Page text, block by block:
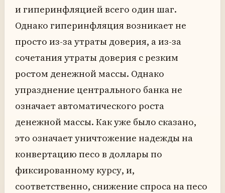
и гиперинфляцией всего один шаг.
Однако гиперинфляция возникает не
просто из-за утраты доверия, а из-за
сочетания утраты доверия с резким
ростом денежной массы. Однако
упразднение центрального банка не
означает автоматического роста
денежной массы. Как уже было сказано,
это означает уничтожение надежды на
конвертацию песо в доллары по
фиксированному курсу, и,
соответственно, снижение спроса на песо